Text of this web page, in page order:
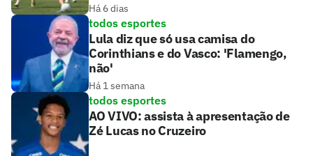
Há 6 dias
todos esportes
Lula diz que só usa camisa do
Corinthians e do Vasco: 'Flamengo,
não'
Há 1 semana
todos esportes
AO VIVO: assista à apresentação de
Zé Lucas no Cruzeiro